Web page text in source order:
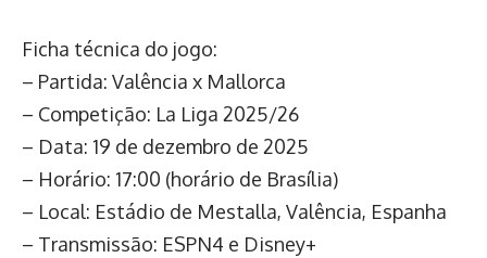
Ficha técnica do jogo:
– Partida: Valência x Mallorca
– Competição: La Liga 2025/26
– Data: 19 de dezembro de 2025
– Horário: 17:00 (horário de Brasília)
– Local: Estádio de Mestalla, Valência, Espanha
– Transmissão: ESPN4 e Disney+